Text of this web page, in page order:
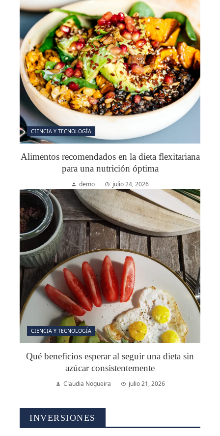
CIENCIA Y TECNOLOGÍA
Alimentos recomendados en la dieta flexitariana
para una nutrición óptima
demo julio 24, 2026
CIENCIA Y TECNOLOGÍA
Qué beneficios esperar al seguir una dieta sin
azúcar consistentemente
Claudia Nogueira julio 21, 2026
INVERSIONES